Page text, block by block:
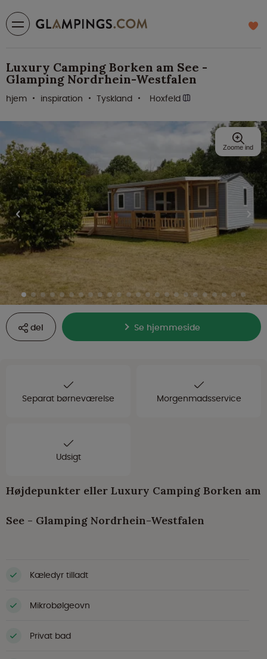
Luxury Camping Borken am See -
Glamping Nordrhein-Westfalen
hjem inspiration Tyskland Hoxfeld
del Se hjemmeside
Zoome ind
Separat børneværelse Morgenmadsservice
Udsigt
Højdepunkter eller Luxury Camping Borken am
See - Glamping Nordrhein-Westfalen
Kæledyr tilladt
Mikrobølgeovn
Privat bad